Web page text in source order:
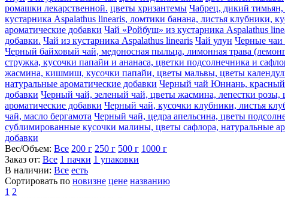
ромашки лекарственной. цветы хризантемы Чабрец, дикий
кустарника Aspalathus linearis, ломтики банана, листья клубники,
ароматические добавки Чай «Ройбуш» из кустарника Aspalathus
добавки. Чай из кустарника Aspalathus linearis Чай улун Черные чаи
Черный байховый чай, медоносная пыльца, лимонная трава
стружка, кусочки папайи и ананаса, цветки подсолнечника и
жасмина, кишмиш, кусочки папайи, цветы мальвы, цветы
натуральные ароматические добавки Черный чай Юннань, красный
добавки Черный чай, зеленый чай, цветы жасмина, лепестки розы,
ароматические добавки Черный чай, кусочки клубники, листья
чай, масло бергамота Черный чай, цедра апельсина, цветы
сублимированные кусочки малины, цветы сафлора, натуральные
добавки
Вес/Объем: Все 200 г 250 г 500 г 1000 г
Заказ от: Все 1 пачки 1 упаковки
В наличии: Все есть
Сортировать по новизне цене названию
1 2